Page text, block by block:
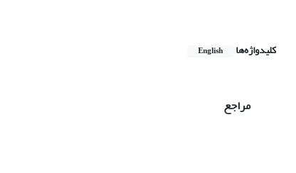
کلیدواژه‌ها English
مراجع